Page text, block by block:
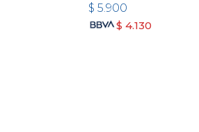
$ 5.900
$ 4.130